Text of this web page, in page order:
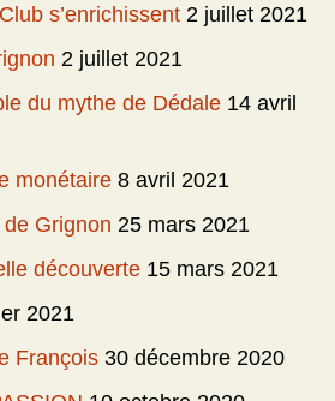
s’enrichissent 2 juillet 2021
2 juillet 2021
du mythe de Dédale 14 avril
monétaire 8 avril 2021
Grignon 25 mars 2021
découverte 15 mars 2021
2021
François 30 décembre 2020